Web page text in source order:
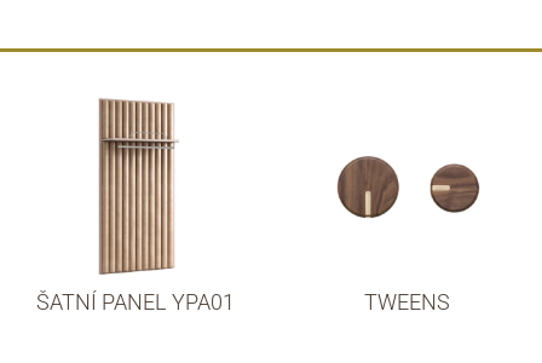
ŠATNÍ PANEL YPA01 TWEENS